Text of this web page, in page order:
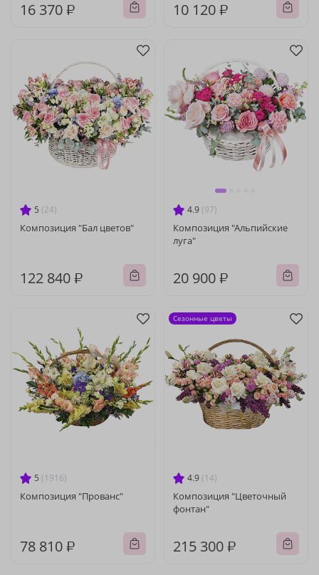
16 370 ₽ 10 120 ₽
5 (24)
Композиция "Бал цветов"
122 840 ₽
4.9 (97)
Композиция "Альпийские
луга"
20 900 ₽
5 (1916)
Композиция "Прованс"
78 810 ₽
4.9 (14)
Композиция "Цветочный
фонтан"
215 300 ₽
Сезонные цветы